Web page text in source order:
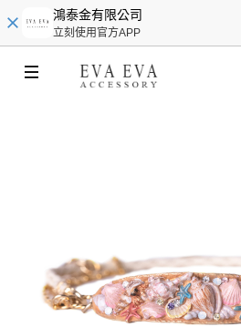
鴻泰金有限公司
立刻使用官方APP